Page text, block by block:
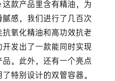
这款产品里含有精油，为
腻感，我们进行了几百次
氧化精油和高功效抗老
发出了一款能同时实现
。此外，还有一个亮点
特别设计的双管容器。